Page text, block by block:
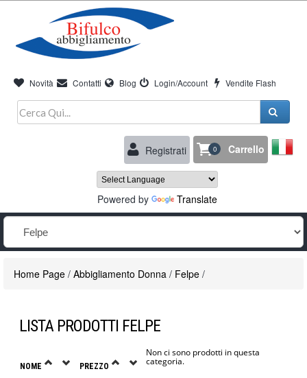
Novità Contatti Blog Login/Account Vendite Flash
Registrati 0 Carrello
Powered by Translate
Home Page / Abbigliamento Donna / Felpe /
LISTA PRODOTTI FELPE
NOME PREZZO
Non ci sono prodotti in questa
categoria.